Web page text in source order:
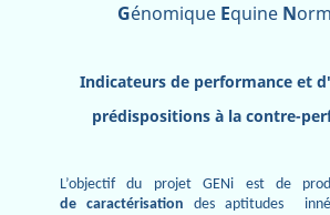
Génomique Equine N
Indicateurs de performance et
prédispositions à la contre-
L’objectif du projet GENi est de
de caractérisationdes aptitudes